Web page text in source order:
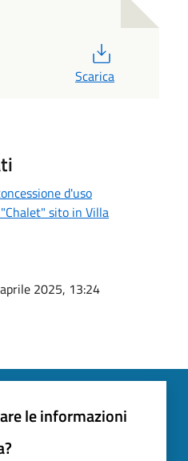
Scarica
d'uso
sito in Villa
2025, 13:24
le informazioni